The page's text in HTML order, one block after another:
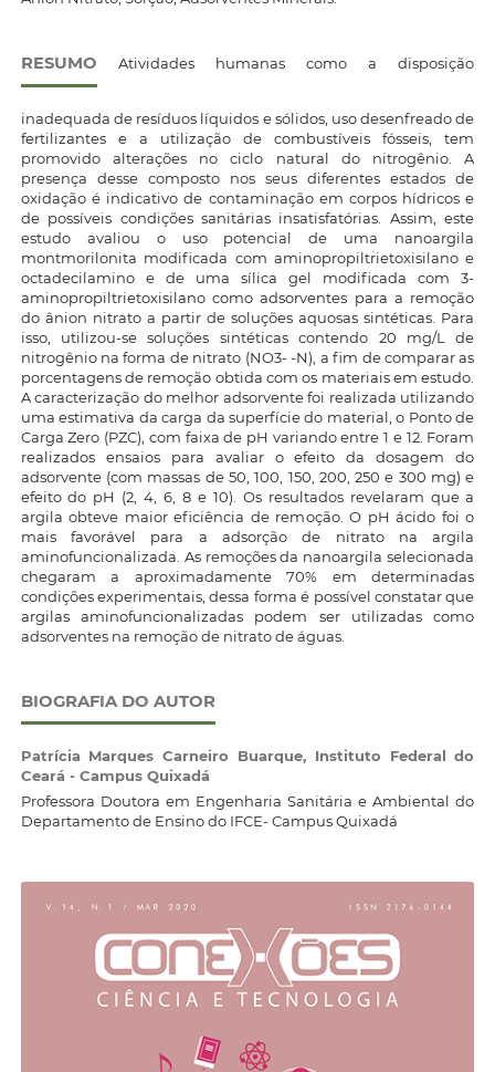
RESUMO Atividades humanas como a disposição
inadequada de resíduos líquidos e sólidos, uso desenfreado de
fertilizantes e a utilização de combustíveis fósseis, tem
promovido alterações no ciclo natural do nitrogênio. A
presença desse composto nos seus diferentes estados de
oxidação é indicativo de contaminação em corpos hídricos e
de possíveis condições sanitárias insatisfatórias. Assim, este
estudo avaliou o uso potencial de uma nanoargila
montmorilonita modificada com aminopropiltrietoxisilano e
octadecilamino e de uma sílica gel modificada com 3-
aminopropiltrietoxisilano como adsorventes para a remoção
do ânion nitrato a partir de soluções aquosas sintéticas. Para
isso, utilizou-se soluções sintéticas contendo 20 mg/L de
nitrogênio na forma de nitrato (NO3- -N), a fim de comparar as
porcentagens de remoção obtida com os materiais em estudo.
A caracterização do melhor adsorvente foi realizada utilizando
uma estimativa da carga da superfície do material, o Ponto de
Carga Zero (PZC), com faixa de pH variando entre 1 e 12. Foram
realizados ensaios para avaliar o efeito da dosagem do
adsorvente (com massas de 50, 100, 150, 200, 250 e 300 mg) e
efeito do pH (2, 4, 6, 8 e 10). Os resultados revelaram que a
argila obteve maior eficiência de remoção. O pH ácido foi o
mais favorável para a adsorção de nitrato na argila
aminofuncionalizada. As remoções da nanoargila selecionada
chegaram a aproximadamente 70% em determinadas
condições experimentais, dessa forma é possível constatar que
argilas aminofuncionalizadas podem ser utilizadas como
adsorventes na remoção de nitrato de águas.
BIOGRAFIA DO AUTOR
Patrícia Marques Carneiro Buarque, Instituto Federal do
Ceará - Campus Quixadá
Professora Doutora em Engenharia Sanitária e Ambiental do
Departamento de Ensino do IFCE- Campus Quixadá